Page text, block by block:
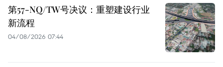
第57-NQ/TW号决议：重塑建设行业
新流程
04/08/2026 07:44